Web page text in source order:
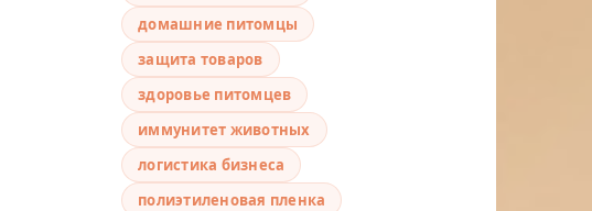
домашние питомцы
защита товаров
здоровье питомцев
иммунитет животных
логистика бизнеса
полиэтиленовая пленка